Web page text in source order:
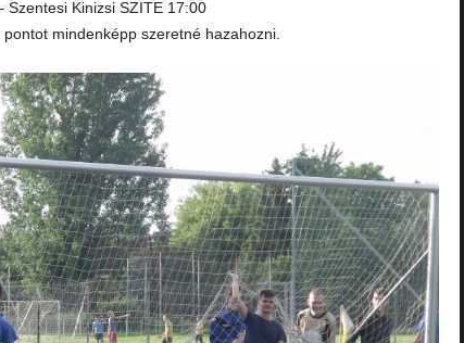
Szentesi Kinizsi SZITE 17:00
mindenképp szeretné hazahozni.